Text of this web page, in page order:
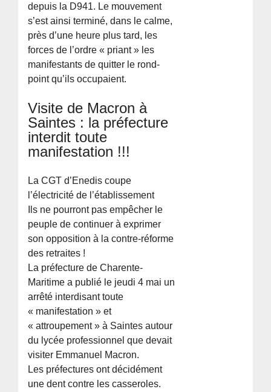
depuis la D941. Le mouvement
s’est ainsi terminé, dans le calme,
près d’une heure plus tard, les
forces de l’ordre « priant » les
manifestants de quitter le rond-
point qu’ils occupaient.
Visite de Macron à
Saintes : la préfecture
interdit toute
manifestation !!!
La CGT d’Enedis coupe
l’électricité de l’établissement
Ils ne pourront pas empêcher le
peuple de continuer à exprimer
son opposition à la contre-réforme
des retraites !
La préfecture de Charente-
Maritime a publié le jeudi 4 mai un
arrêté interdisant toute
« manifestation » et
« attroupement » à Saintes autour
du lycée professionnel que devait
visiter Emmanuel Macron.
Les préfectures ont décidément
une dent contre les casseroles.